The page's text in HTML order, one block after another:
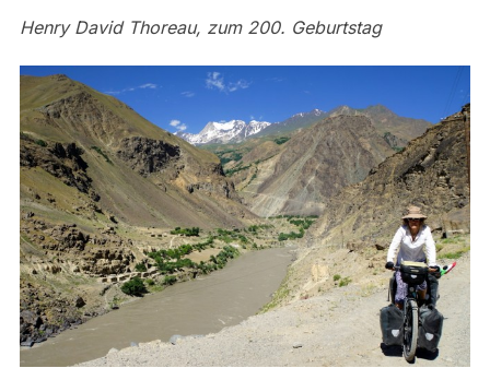
Henry David Thoreau, zum 200. Geburtstag